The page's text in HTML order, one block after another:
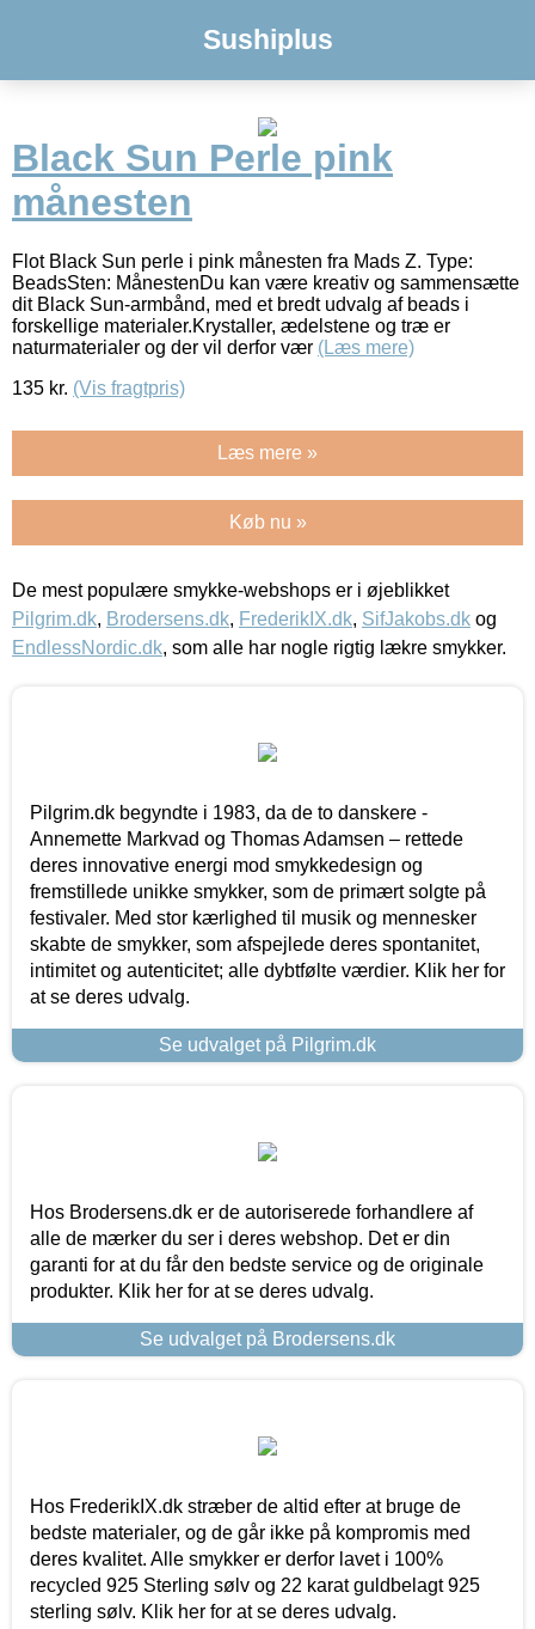
Sushiplus
Black Sun Perle pink
månesten
Flot Black Sun perle i pink månesten fra Mads Z. Type:
BeadsSten: MånestenDu kan være kreativ og sammensætte
dit Black Sun-armbånd, med et bredt udvalg af beads i
forskellige materialer.Krystaller, ædelstene og træ er
naturmaterialer og der vil derfor vær (Læs mere)
135 kr. (Vis fragtpris)
Læs mere »
Køb nu »
De mest populære smykke-webshops er i øjeblikket
Pilgrim.dk, Brodersens.dk, FrederikIX.dk, SifJakobs.dk og
EndlessNordic.dk, som alle har nogle rigtig lækre smykker.
Pilgrim.dk begyndte i 1983, da de to danskere -
Annemette Markvad og Thomas Adamsen – rettede
deres innovative energi mod smykkedesign og
fremstillede unikke smykker, som de primært solgte på
festivaler. Med stor kærlighed til musik og mennesker
skabte de smykker, som afspejlede deres spontanitet,
intimitet og autenticitet; alle dybtfølte værdier. Klik her for
at se deres udvalg.
Se udvalget på Pilgrim.dk
Hos Brodersens.dk er de autoriserede forhandlere af
alle de mærker du ser i deres webshop. Det er din
garanti for at du får den bedste service og de originale
produkter. Klik her for at se deres udvalg.
Se udvalget på Brodersens.dk
Hos FrederikIX.dk stræber de altid efter at bruge de
bedste materialer, og de går ikke på kompromis med
deres kvalitet. Alle smykker er derfor lavet i 100%
recycled 925 Sterling sølv og 22 karat guldbelagt 925
sterling sølv. Klik her for at se deres udvalg.